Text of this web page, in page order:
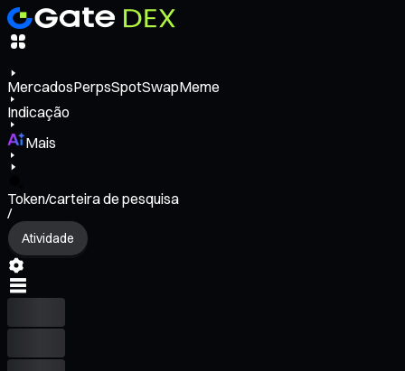
MercadosPerpsSpotSwapMeme
Indicação
Mais
Token/carteira de pesquisa
/
Atividade